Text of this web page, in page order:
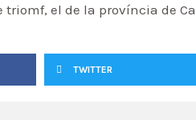
triomf, el de la província de
TWITTER